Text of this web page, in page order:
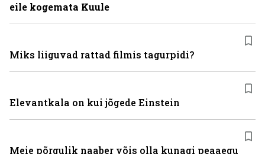
eile kogemata Kuule
Miks liiguvad rattad filmis tagurpidi?
Elevantkala on kui jõgede Einstein
Meie põrgulik naaber võis olla kunagi peaaegu